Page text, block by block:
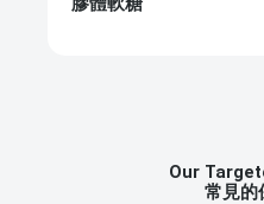
Our
常見的